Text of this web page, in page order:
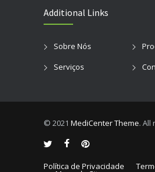
Additional Links
Sobre Nós
Serviços
© 2021 MediCenter Theme. All
Política de Privacidade